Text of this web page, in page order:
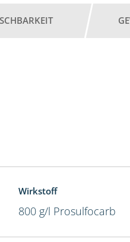
Wirkstoff
800 g/l Prosulfocarb